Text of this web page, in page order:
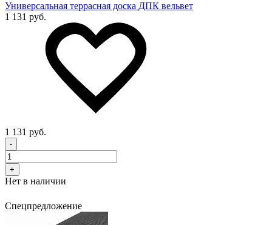
Универсальная террасная доска ДПК вельвет
1 131 руб.
1 131 руб.
-
+
Нет в наличии
Спецпредложение